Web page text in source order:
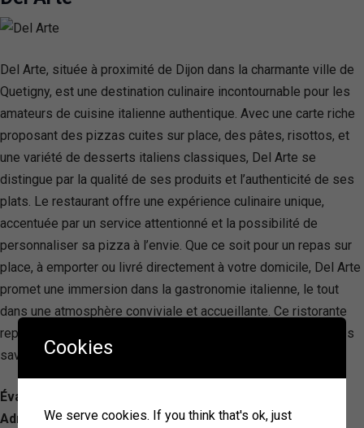
Del Arte, située à proximité de Dijon dans la charmante ville de
Quetigny, est une destination culinaire incontournable pour les
amateurs de cuisine italienne authentique. Avec une carte riche
proposant des pizzas cuites sur place, des pâtes, risottos, et
une variété de desserts italiens classiques, Del Arte se
distingue par la qualité de ses produits et l’authenticité de ses
plats. Le restaurant offre une expérience culinaire unique,
accentuée par un service attentionné et la possibilité de
personnaliser sa pizza à l’envie. Que ce soit pour un repas sur
place, à emporter ou livré directement à votre domicile, Del Arte
promet une immersion dans la gastronomie italienne, le tout
dans une atmosphère conviviale et accueillante. Ce ristorante
représente l’adresse idéale pour ceux cherchant à explorer les
saveurs de l’Italie sans quitter la région de Dijon.
Évaluation: 3.7/ 5 — 1272
Adresse: 1 b, 1 Rue du Cap Vert, 21800 Quetigny, France
Cookies
We serve cookies. If you think that's ok, just